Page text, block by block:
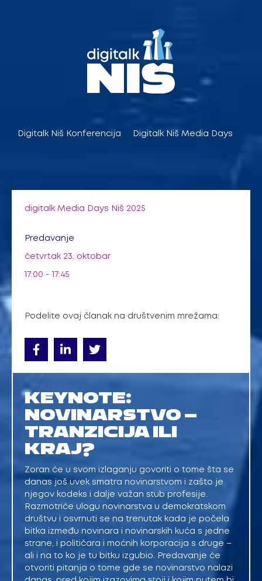
Digitalk Niš Konferencija Digitalk Niš Media Days
digitalk Media Days Niš 2025
Predavanje
četvrtak 23. oktobar
17:00 - 17:45
Podelite ovaj članak na društvenim mrežama:
KEYNOTE:
NOVINARSTVO –
TRANZICIJA ILI
KRAJ?
Zoran će u svom izlaganju govoriti o tome šta se
danas još uvek smatra novinarstvom i zašto je
njegov kodeks i dalje važan stub profesije.
Razmotriće ulogu novinarstva u demokratskom
društvu i osvrnuti se na trenutak kada je počela
bitka između novinara i novinarskih kuća s jedne
strane, i političara i moćnih korporacija s druge –
ali i na to ko je tu bitku izgubio. Predavanje će
otvoriti pitanja o tome gde se novinarstvo nalazi